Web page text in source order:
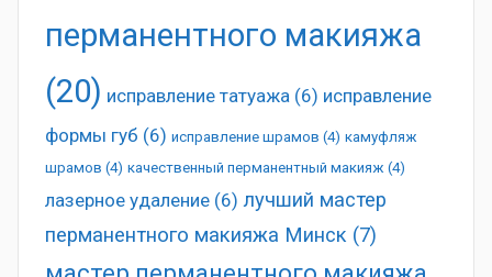
перманентного макияжа
(20) исправление татуажа (6) исправление
формы губ (6) исправление шрамов (4) камуфляж
шрамов (4) качественный перманентный макияж (4)
лазерное удаление (6) лучший мастер
перманентного макияжа Минск (7)